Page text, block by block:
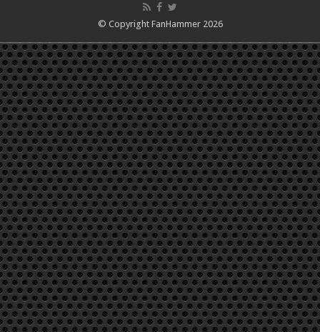
© Copyright FanHammer 2026